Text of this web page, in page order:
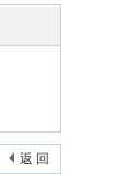
返 回